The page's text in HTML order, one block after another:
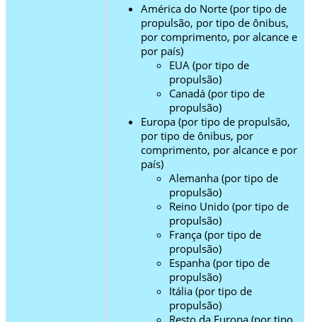
América do Norte (por tipo de
propulsão, por tipo de ônibus,
por comprimento, por alcance e
por país)
EUA (por tipo de
propulsão)
Canadá (por tipo de
propulsão)
Europa (por tipo de propulsão,
por tipo de ônibus, por
comprimento, por alcance e por
país)
Alemanha (por tipo de
propulsão)
Reino Unido (por tipo de
propulsão)
França (por tipo de
propulsão)
Espanha (por tipo de
propulsão)
Itália (por tipo de
propulsão)
Resto da Europa (por tipo